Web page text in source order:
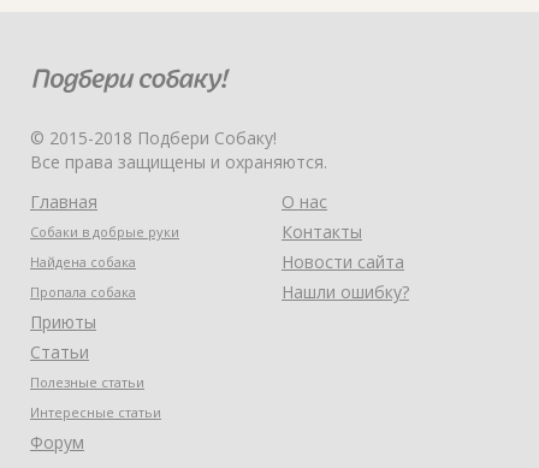
© 2015-2018 Подбери Собаку!
Все права защищены и охраняются.
Главная
Собаки в добрые руки
Найдена собака
Пропала собака
Приюты
Статьи
Полезные статьи
Интересные статьи
Форум
О нас
Контакты
Новости сайта
Нашли ошибку?